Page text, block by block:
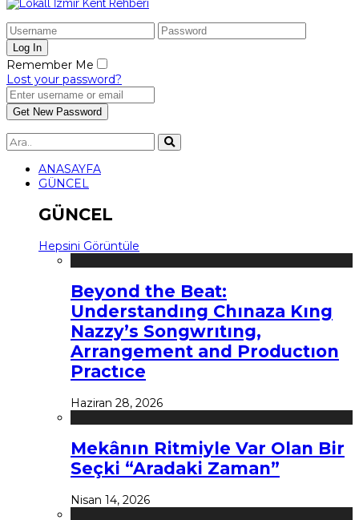
Remember Me
Lost your password?
ANASAYFA
GÜNCEL
GÜNCEL
Hepsini Görüntüle
Beyond the Beat:
Understandıng Chınaza Kıng
Nazzy’s Songwrıtıng,
Arrangement and Productıon
Practıce
Haziran 28, 2026
Mekânın Ritmiyle Var Olan Bir
Seçki “Aradaki Zaman”
Nisan 14, 2026